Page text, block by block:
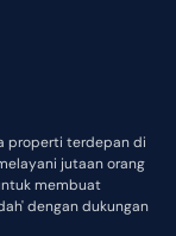
properti terdepan di
jutaan orang
membuat
dengan dukungan